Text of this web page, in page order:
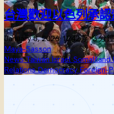
台灣歡迎以色列承
January 8, 2026·1242 字·3 分鐘
Maya-Sasson
NewsTaiwanIsrael Somaliland
RelationsDemocracy Foreign-